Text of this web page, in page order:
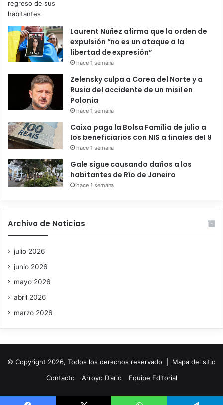
Laurent Nuñez afirma que la orden de
expulsión “no es un ataque a la
libertad de expresión”
hace 1 semana
Zelensky culpa a Corea del Norte y a
Rusia del accidente de un misil en
Polonia
hace 1 semana
Caixa paga la Bolsa Família de julio a
los beneficiarios con NIS a finales del 9
hace 1 semana
Gale sigue causando daños a los
habitantes de Río de Janeiro
hace 1 semana
Archivo de Noticias
julio 2026
junio 2026
mayo 2026
abril 2026
marzo 2026
© Copyright 2026, Todos los derechos reservado | Mapa del sitio
Contacto
Arroyo Diario Equipe Editorial